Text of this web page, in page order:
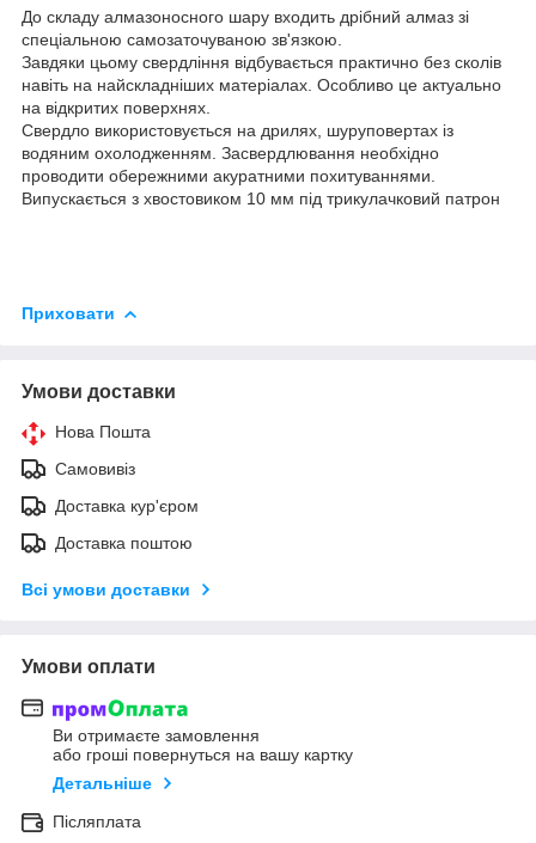
До складу алмазоносного шару входить дрібний алмаз зі
спеціальною самозаточуваною зв'язкою.
Завдяки цьому свердління відбувається практично без сколів
навіть на найскладніших матеріалах. Особливо це актуально
на відкритих поверхнях.
Свердло використовується на дрилях, шуруповертах із
водяним охолодженням. Засвердлювання необхідно
проводити обережними акуратними похитуваннями.
Випускається з хвостовиком 10 мм під трикулачковий патрон
Приховати
Умови доставки
Нова Пошта
Самовивіз
Доставка кур'єром
Доставка поштою
Всі умови доставки
Умови оплати
Ви отримаєте замовлення
або гроші повернуться на вашу картку
Детальніше
Післяплата